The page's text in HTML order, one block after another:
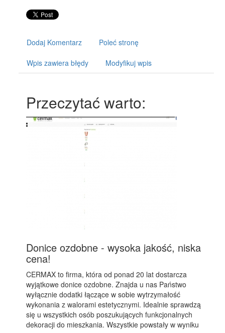
Dodaj Komentarz Poleć stronę
Wpis zawiera błędy Modyfikuj wpis
Przeczytać warto:
Donice ozdobne - wysoka jakość, niska
cena!
CERMAX to firma, która od ponad 20 lat dostarcza
wyjątkowe donice ozdobne. Znajda u nas Państwo
wyłącznie dodatki łączące w sobie wytrzymałość
wykonania z walorami estetycznymi. Idealnie sprawdzą
się u wszystkich osób poszukujących funkcjonalnych
dekoracji do mieszkania. Wszystkie powstały w wyniku